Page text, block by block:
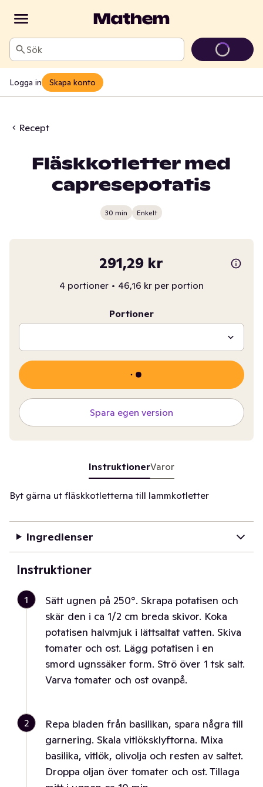
Sök
Logga in Skapa konto
Recept
Fläskkotletter med
capresepotatis
30 min Enkelt
291,29 kr
4 portioner • 46,16 kr per portion
Portioner
Spara egen version
InstruktionerVaror
Byt gärna ut fläskkotletterna till lammkotletter
Ingredienser
Instruktioner
1
Sätt ugnen på 250°. Skrapa potatisen och
skär den i ca 1/2 cm breda skivor. Koka
potatisen halvmjuk i lättsaltat vatten. Skiva
tomater och ost. Lägg potatisen i en
smord ugnssäker form. Strö över 1 tsk salt.
Varva tomater och ost ovanpå.
2
Repa bladen från basilikan, spara några till
garnering. Skala vitlöksklyftorna. Mixa
basilika, vitlök, olivolja och resten av saltet.
Droppa oljan över tomater och ost. Tillaga